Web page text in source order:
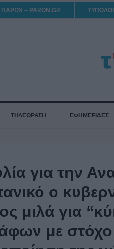
– PARON.GR
ΤΗΛΕΟΡΑΣΗ ΕΦΗΜΕΡΙΔΕΣ
για την
ο
μιλά για
με στόχο